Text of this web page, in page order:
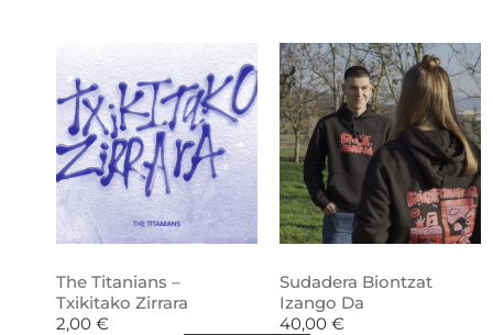
The Titanians –
Txikitako Zirrara
2,00 €
Sudadera Biontzat
Izango Da
40,00 €